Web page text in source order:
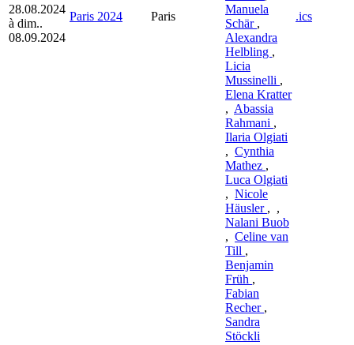
28.08.2024
à dim..
08.09.2024
Paris 2024 Paris
Manuela
Schär ,
Alexandra
Helbling ,
Licia
Mussinelli ,
Elena Kratter
, Abassia
Rahmani ,
Ilaria Olgiati
, Cynthia
Mathez ,
Luca Olgiati
, Nicole
Häusler , ,
Nalani Buob
, Celine van
Till ,
Benjamin
Früh ,
Fabian
Recher ,
Sandra
Stöckli
.ics